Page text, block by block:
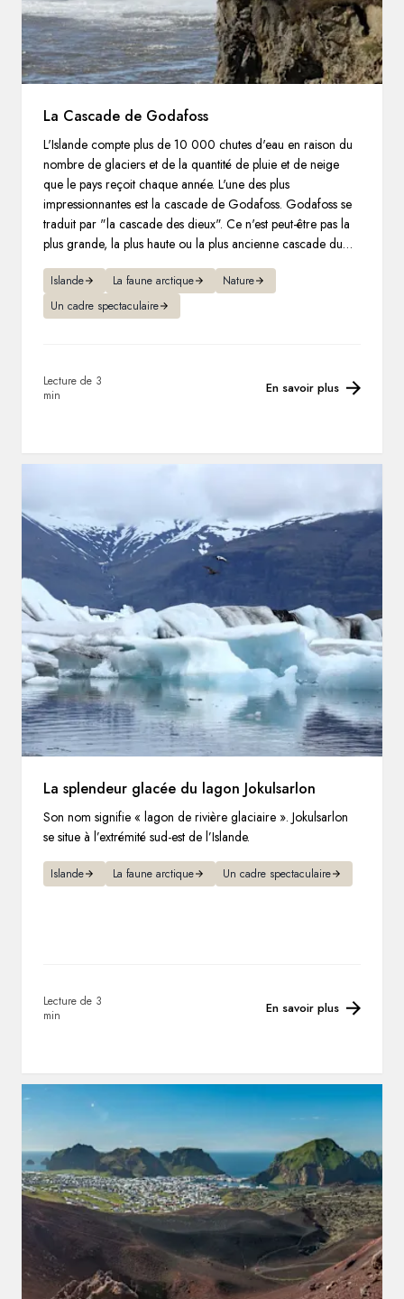
La Cascade de Godafoss
L'Islande compte plus de 10 000 chutes d'eau en raison du
nombre de glaciers et de la quantité de pluie et de neige
que le pays reçoit chaque année. L'une des plus
impressionnantes est la cascade de Godafoss. Godafoss se
traduit par "la cascade des dieux". Ce n'est peut-être pas la
plus grande, la plus haute ou la plus ancienne cascade du
pays, mais ses teintes bleues cristallines et ses légendes en
font l'une des plus célèbres.
Islande La faune arctique
Nature
Un cadre spectaculaire
Lecture de 3
min
En savoir plus
La splendeur glacée du lagon Jokulsarlon
Son nom signifie « lagon de rivière glaciaire ». Jokulsarlon
se situe à l’extrémité sud-est de l’Islande.
Islande La faune arctique Un cadre spectaculaire
Lecture de 3
min
En savoir plus